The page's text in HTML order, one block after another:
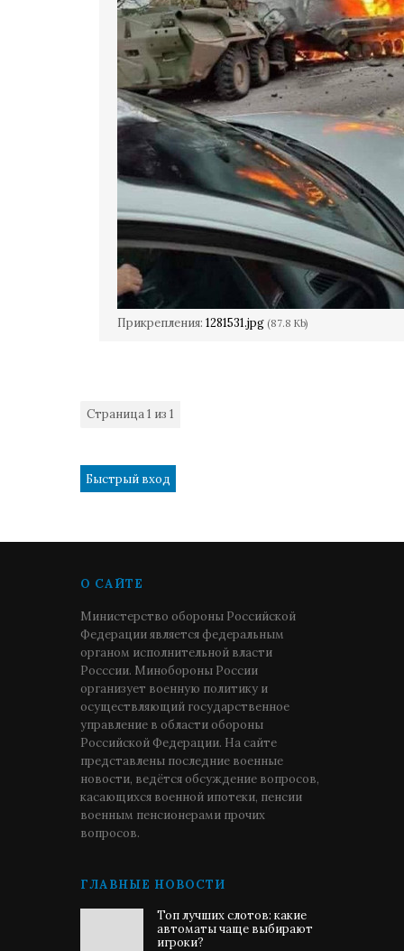
Прикрепления: 1281531.jpg (87.8 Kb)
Страница1 из 1
О САЙТЕ
Министерство обороны Российской
Федерации является федеральным
органом исполнительной власти
Росссии. Минобороны России
организует военную политику и
осуществляющий государственное
управление в области обороны
Российской Федерации. На сайте
представлены последние военные
новости, ведётся обсуждение вопросов,
касающихся военной ипотеки, пенсии
военным пенсионерами прочих
вопросов.
ГЛАВНЫЕ НОВОСТИ
Топ лучших слотов: какие
автоматы чаще выбирают
игроки?